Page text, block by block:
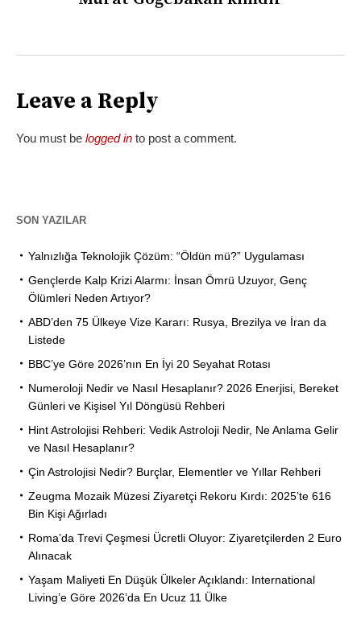
Leave a Reply
You must be logged in to post a comment.
SON YAZILAR
Yalnızlığa Teknolojik Çözüm: “Öldün mü?” Uygulaması
Gençlerde Kalp Krizi Alarmı: İnsan Ömrü Uzuyor, Genç
Ölümleri Neden Artıyor?
ABD’den 75 Ülkeye Vize Kararı: Rusya, Brezilya ve İran da
Listede
BBC’ye Göre 2026’nın En İyi 20 Seyahat Rotası
Numeroloji Nedir ve Nasıl Hesaplanır? 2026 Enerjisi, Bereket
Günleri ve Kişisel Yıl Döngüsü Rehberi
Hint Astrolojisi Rehberi: Vedik Astroloji Nedir, Ne Anlama Gelir
ve Nasıl Hesaplanır?
Çin Astrolojisi Nedir? Burçlar, Elementler ve Yıllar Rehberi
Zeugma Mozaik Müzesi Ziyaretçi Rekoru Kırdı: 2025’te 616
Bin Kişi Ağırladı
Roma’da Trevi Çeşmesi Ücretli Oluyor: Ziyaretçilerden 2 Euro
Alınacak
Yaşam Maliyeti En Düşük Ülkeler Açıklandı: International
Living’e Göre 2026’da En Ucuz 11 Ülke